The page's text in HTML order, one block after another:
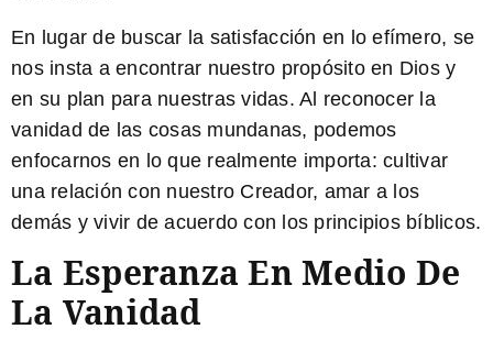
En lugar de buscar la satisfacción en lo efímero, se
nos insta a encontrar nuestro propósito en Dios y
en su plan para nuestras vidas. Al reconocer la
vanidad de las cosas mundanas, podemos
enfocarnos en lo que realmente importa: cultivar
una relación con nuestro Creador, amar a los
demás y vivir de acuerdo con los principios bíblicos.
La Esperanza En Medio De
La Vanidad